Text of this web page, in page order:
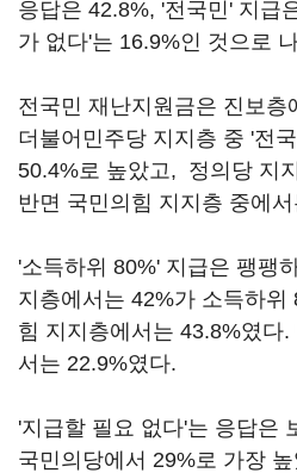
응답은 42.8%, '전국민' 지급
가 없다'는 16.9%인 것으로
전국민 재난지원금은 진보층
더불어민주당 지지층 중 '전
50.4%로 높았고, 정의당 지
반면 국민의힘 지지층 중에
'소득하위 80%' 지급은 팽팽
지층에서는 42%가 소득하위
힘 지지층에서는 43.8%였다.
서는 22.9%였다.
'지급할 필요 없다'는 응답은
국민의당에서 29%로 가장